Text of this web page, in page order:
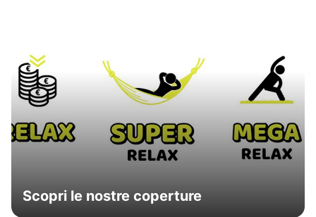
Scopri le nostre coperture